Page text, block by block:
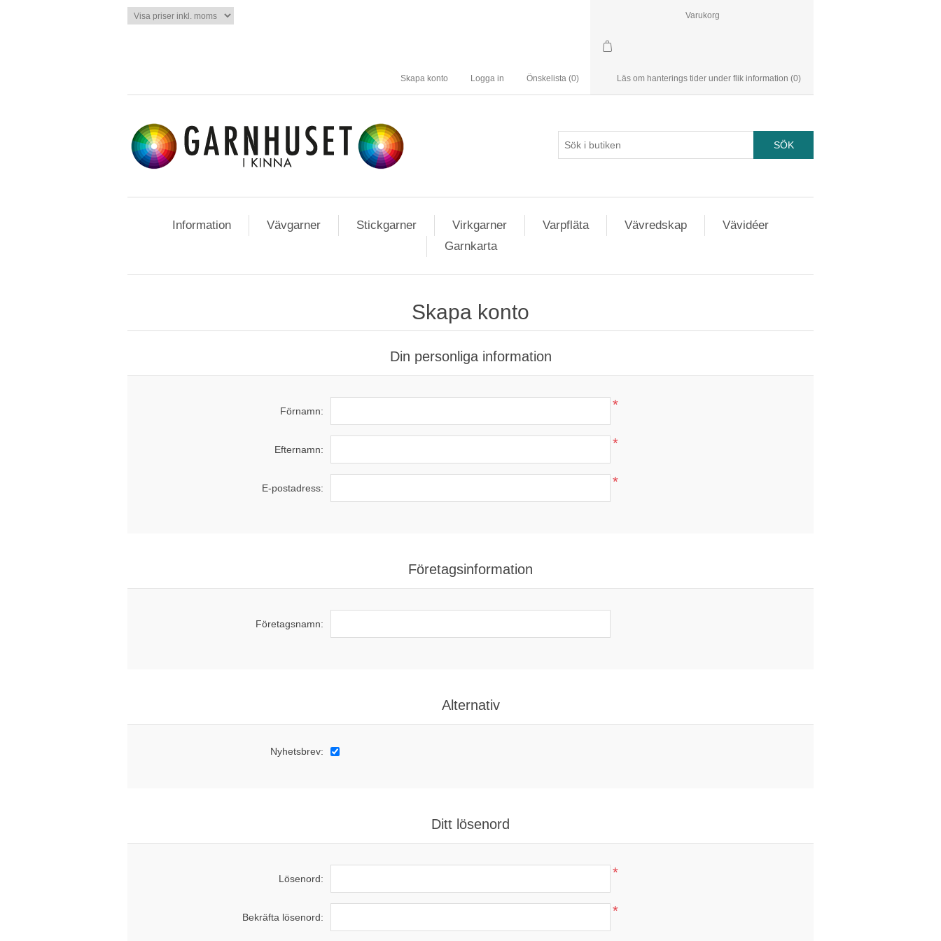
Skapa konto Logga in Önskelista (0)
Varukorg
Läs om hanterings tider under flik information (0)
Information Vävgarner Stickgarner Virkgarner Varpfläta Vävredskap
Vävidéer
Garnkarta
Skapa konto
Din personliga information
Förnamn: *
Efternamn: *
E-postadress: *
Företagsinformation
Företagsnamn:
Alternativ
Nyhetsbrev:
Ditt lösenord
Lösenord: *
Bekräfta lösenord: *